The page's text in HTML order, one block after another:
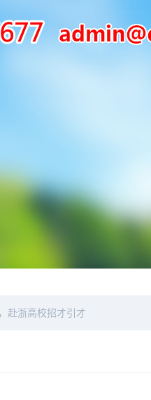
赴浙高校招才引才